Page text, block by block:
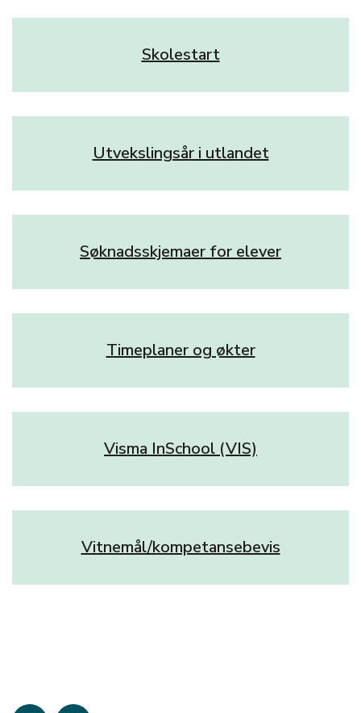
Skolestart
Utvekslingsår i utlandet
Søknadsskjemaer for elever
Timeplaner og økter
Visma InSchool (VIS)
Vitnemål/kompetansebevis